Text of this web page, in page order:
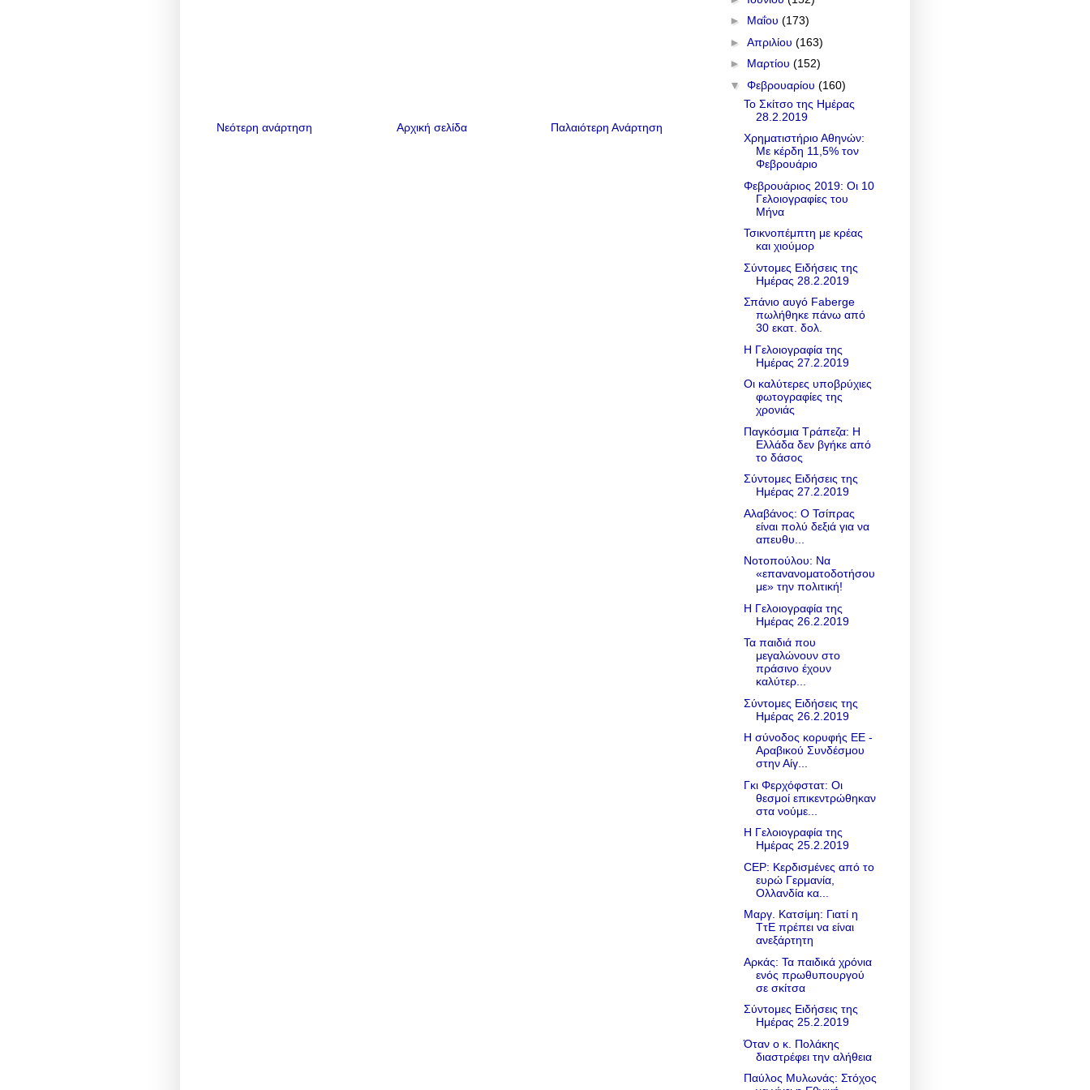
Νεότερη ανάρτηση Παλαιότερη Ανάρτηση
Αρχική σελίδα
► Μαΐου (173)
► Απριλίου (163)
► Μαρτίου (152)
▼ Φεβρουαρίου (160)
Το Σκίτσο της Ημέρας
28.2.2019
Χρηματιστήριο Αθηνών:
Με κέρδη 11,5% τον
Φεβρουάριο
Φεβρουάριος 2019: Οι 10
Γελοιογραφίες του
Μήνα
Τσικνοπέμπτη με κρέας
και χιούμορ
Σύντομες Ειδήσεις της
Ημέρας 28.2.2019
Σπάνιο αυγό Faberge
πωλήθηκε πάνω από
30 εκατ. δολ.
Η Γελοιογραφία της
Ημέρας 27.2.2019
Οι καλύτερες υποβρύχιες
φωτογραφίες της
χρονιάς
Παγκόσμια Τράπεζα: Η
Ελλάδα δεν βγήκε από
το δάσος
Σύντομες Ειδήσεις της
Ημέρας 27.2.2019
Αλαβάνος: Ο Τσίπρας
είναι πολύ δεξιά για να
απευθυ...
Νοτοπούλου: Να
«επανανοματοδοτήσου
με» την πολιτική!
Η Γελοιογραφία της
Ημέρας 26.2.2019
Τα παιδιά που
μεγαλώνουν στο
πράσινο έχουν
καλύτερ...
Σύντομες Ειδήσεις της
Ημέρας 26.2.2019
Η σύνοδος κορυφής ΕΕ -
Αραβικού Συνδέσμου
στην Αίγ...
Γκι Φερχόφστατ: Οι
θεσμοί επικεντρώθηκαν
στα νούμε...
Η Γελοιογραφία της
Ημέρας 25.2.2019
CEP: Κερδισμένες από το
ευρώ Γερμανία,
Ολλανδία κα...
Μαργ. Κατσίμη: Γιατί η
ΤτΕ πρέπει να είναι
ανεξάρτητη
Αρκάς: Τα παιδικά χρόνια
ενός πρωθυπουργού
σε σκίτσα
Σύντομες Ειδήσεις της
Ημέρας 25.2.2019
Όταν ο κ. Πολάκης
διαστρέφει την αλήθεια
Παύλος Μυλωνάς: Στόχος